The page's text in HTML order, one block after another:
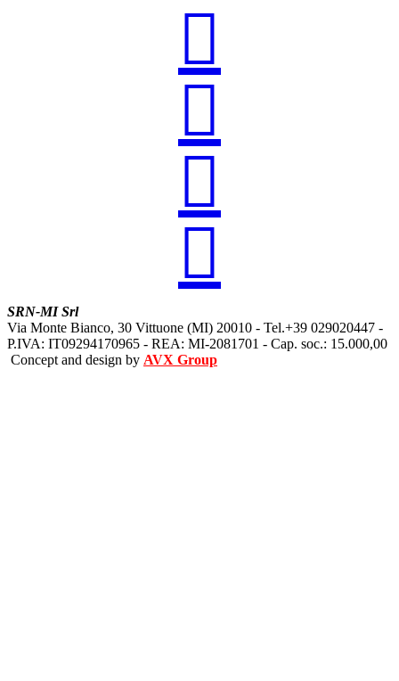




SRN-MI Srl
Via Monte Bianco, 30 Vittuone (MI) 20010 - Tel.+39 029020447 -
P.IVA: IT09294170965 - REA: MI-2081701 - Cap. soc.: 15.000,00
Concept and design by AVX Group